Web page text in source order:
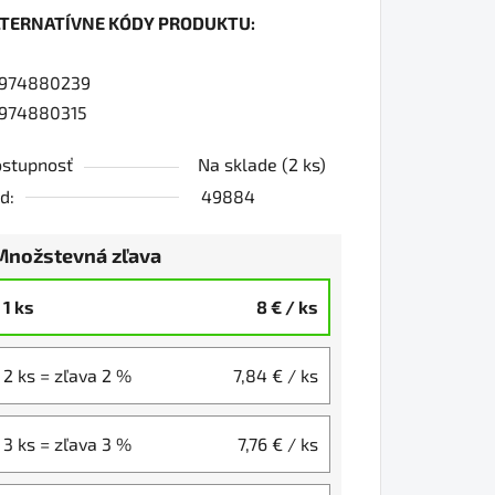
KÓDY PRODUKTU:
Na sklade (2 ks)
49884
zľava
1 ks 8 € / ks
2 ks = zľava 2 % 7,84 € / ks
3 ks = zľava 3 % 7,76 € / ks